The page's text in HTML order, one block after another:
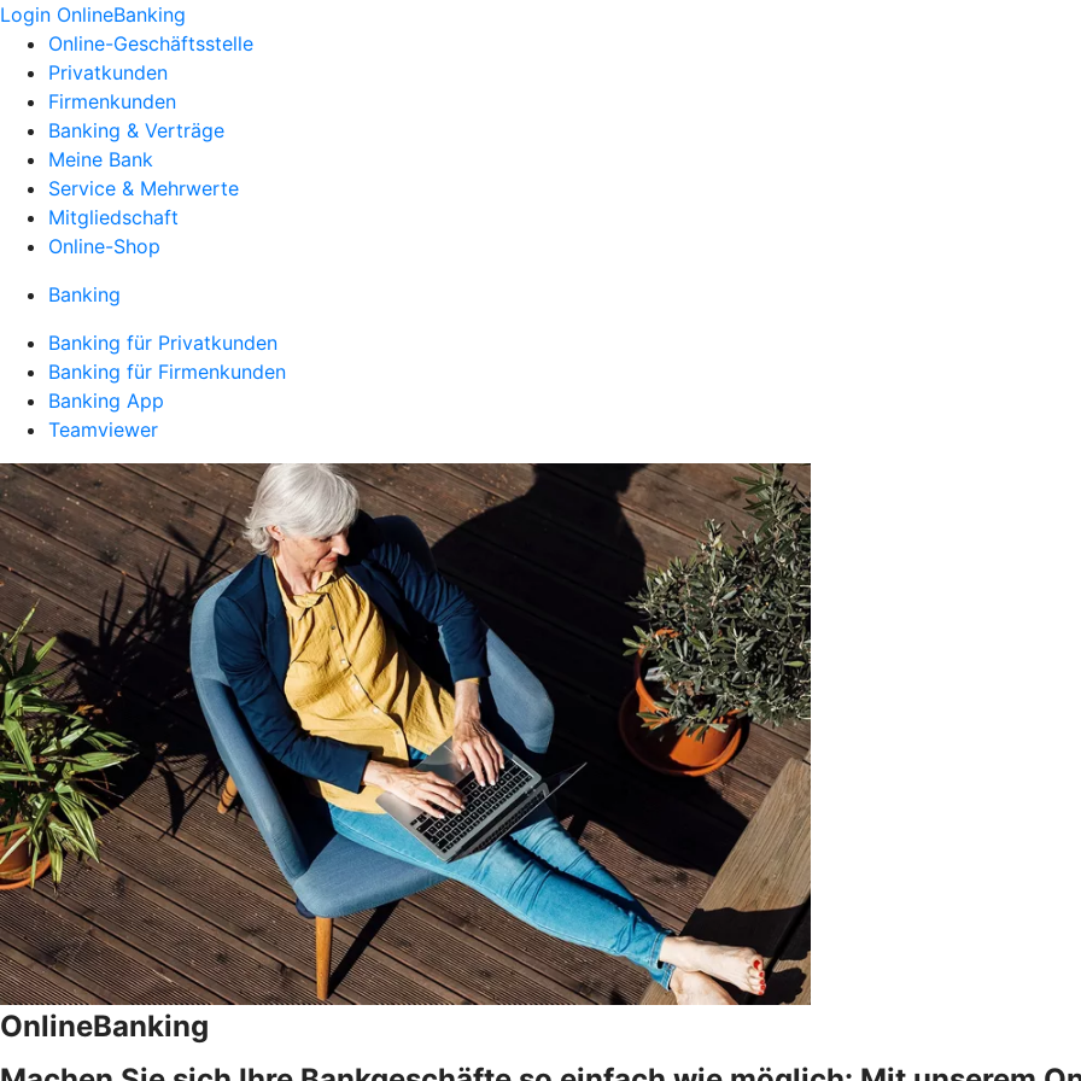
Login OnlineBanking
Online-Geschäftsstelle
Privatkunden
Firmenkunden
Banking & Verträge
Meine Bank
Service & Mehrwerte
Mitgliedschaft
Online-Shop
Banking
Banking für Privatkunden
Banking für Firmenkunden
Banking App
Teamviewer
OnlineBanking